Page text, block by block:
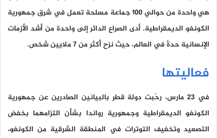
هي واحدة من حوالي 100 جماعة مسلحة تعمل في شرق جمهورية
الكونغو الديمقراطية. أدى الصراع الدائر إلى واحدة من أشد الأزمات
الإنسانية حدةً في العالم، حيث نزح أكثر من 7 ملايين شخص.
فعاليتها
في 23 مارس، رحّبت دولة قطر بالبيانين الصادرين عن جمهورية
الكونغو الديمقراطية وجمهورية رواندا بشأن التزامهما بخفض
التصعيد وتخفيف التوترات في المنطقة الشرقية من الكونغو،